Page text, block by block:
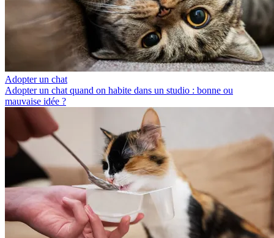
Adopter un chat
Adopter un chat quand on habite dans un studio : bonne ou
mauvaise idée ?